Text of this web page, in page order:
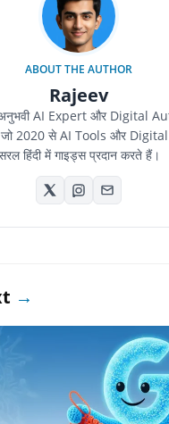
ABOUT THE AUTHOR
Rajeev
AI Expert और Digital
2020 से AI Tools और
हिंदी में गाइड्स प्रदान करते हैं।
→